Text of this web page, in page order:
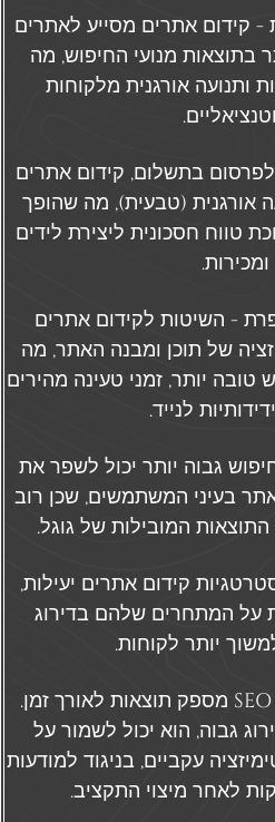
- קידום אתרים מסייע לאתרים
בתוצאות מנועי החיפוש, מה
ותנועה אורגנית מלקוחות
לפרסום בתשלום, קידום אתרים
אורגנית (טבעית), מה שהופך
טווח חסכונית ליצירת לידים
ומכירות.
- השיטות לקידום אתרים
של תוכן ומבנה האתר, מה
יותר, זמני טעינה מהירים
לנייד.
גבוה יותר יכול לשפר את
בעיני המשתמשים, שכן רוב
המובילות של גוגל.
קידום אתרים יעילות,
על המתחרים שלהם בדירוג
יותר לקוחות.
תוצאות לטווח ארוך - SEO מספק תוצאות לאורך זמן.
גבוה, הוא יכול לשמור על
עקביים, בניגוד למודעות
לאחר מיצוי התקציב.